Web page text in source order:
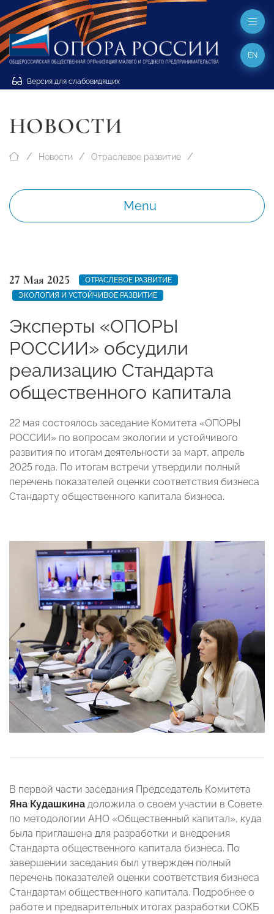
Версия для слабовидящих
EN
НОВОСТИ
Новости Отраслевое развитие
Menu
27 Мая 2025
ОТРАСЛЕВОЕ РАЗВИТИЕ
ЭКОЛОГИЯ И УСТОЙЧИВОЕ РАЗВИТИЕ
Эксперты «ОПОРЫ
РОССИИ» обсудили
реализацию Стандарта
общественного капитала
22 мая состоялось заседание Комитета «ОПОРЫ
РОССИИ» по вопросам экологии и устойчивого
развития по итогам деятельности за март, апрель
2025 года. По итогам встречи утвердили полный
перечень показателей оценки соответствия бизнеса
Стандарту общественного капитала бизнеса.
В первой части заседания Председатель Комитета
Яна Кудашкина доложила о своем участии в Совете
по методологии АНО «Общественный капитал», куда
была приглашена для разработки и внедрения
Стандарта общественного капитала бизнеса. По
завершении заседания был утвержден полный
перечень показателей оценки соответствия бизнеса
Стандартам общественного капитала. Подробнее о
работе и предварительных итогах разработки СОКБ